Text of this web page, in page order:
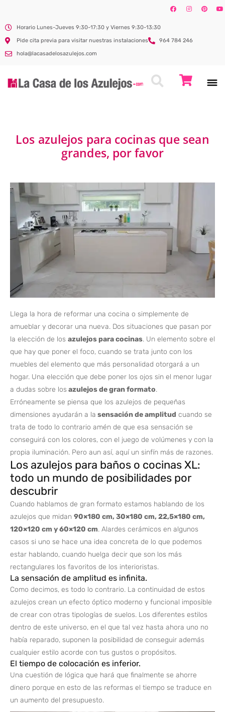
Horario Lunes-Jueves 9:30-17:30 y Viernes 9:30-13:30
Pide cita previa para visitar nuestras instalaciones
964 784 246
hola@lacasadelosazulejos.com
Los azulejos para cocinas que sean
grandes, por favor
Llega la hora de reformar una cocina o simplemente de
amueblar y decorar una nueva. Dos situaciones que pasan por
la elección de los azulejos para cocinas. Un elemento sobre el
que hay que poner el foco, cuando se trata junto con los
muebles del elemento que más personalidad otorgará a un
hogar. Una elección que debe poner los ojos sin el menor lugar
a dudas sobre los azulejos de gran formato.
Erróneamente se piensa que los azulejos de pequeñas
dimensiones ayudarán a la sensación de amplitud cuando se
trata de todo lo contrario amén de que esa sensación se
conseguirá con los colores, con el juego de volúmenes y con la
propia iluminación. Pero aun así, aquí un sinfín más de razones.
Los azulejos para baños o cocinas XL:
todo un mundo de posibilidades por
descubrir
Cuando hablamos de gran formato estamos hablando de los
azulejos que midan 90×180 cm, 30×180 cm, 22,5×180 cm,
120×120 cm y 60×120 cm. Alardes cerámicos en algunos
casos si uno se hace una idea concreta de lo que podemos
estar hablando, cuando huelga decir que son los más
rectangulares los favoritos de los interioristas.
La sensación de amplitud es infinita.
Como decimos, es todo lo contrario. La continuidad de estos
azulejos crean un efecto óptico moderno y funcional imposible
de crear con otras tipologías de suelos. Los diferentes estilos
dentro de este universo, en el que tal vez hasta ahora uno no
había reparado, suponen la posibilidad de conseguir además
cualquier estilo acorde con tus gustos o propósitos.
El tiempo de colocación es inferior.
Una cuestión de lógica que hará que finalmente se ahorre
dinero porque en esto de las reformas el tiempo se traduce en
un aumento del presupuesto.